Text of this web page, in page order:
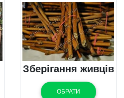
Зберігання живців
ОБРАТИ